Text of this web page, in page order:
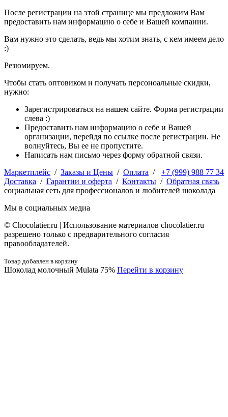
После регистрации на этой странице мы предложим Вам
предоставить нам информацию о себе и Вашей компании.
Вам нужно это сделать, ведь мы хотим знать, с кем имеем дело
:)
Резюмируем.
Чтобы стать оптовиком и получать персоноальные скидки,
нужно:
Зарегистрироваться на нашем сайте. Форма регистрации
слева :)
Предоставить нам информацию о себе и Вашей
организации, перейдя по ссылке после регистрации. Не
волнуйтесь, Вы ее не пропустите.
Написать нам письмо через форму обратной связи.
+7 (999) 988 77 34
Маркетплейс / Заказы и Цены / Оплата /
Доставка / Гарантии и оферта / Контакты / Обратная связь
социальная сеть для профессионалов и любителей шоколада
Мы в социальных медиа
© Сhocolatier.ru | Использование материалов chocolatier.ru
разрешено только с предварительного согласия
правообладателей.
Товар добавлен в корзину
Шоколад молочный Mulata 75% Перейти в корзину